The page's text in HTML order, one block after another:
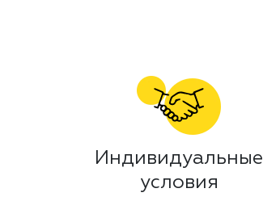
Индивидуальные
условия